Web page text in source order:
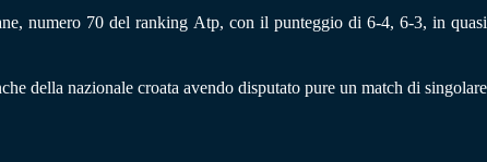
numero 70 del ranking Atp, con il punteggio di 6-4, 6-3, in quasi
della nazionale croata avendo disputato pure un match di singolare